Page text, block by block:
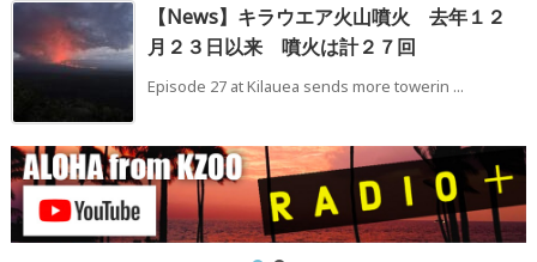
【News】キラウエア火山噴火 去年１２
月２３日以来 噴火は計２７回
Episode 27 at Kilauea sends more towerin ...